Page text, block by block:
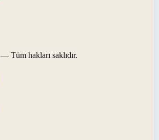
— Tüm hakları saklıdır.